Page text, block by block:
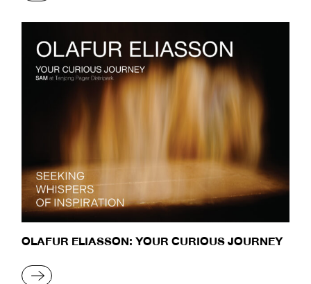
OLAFUR ELIASSON: YOUR CURIOUS JOURNEY
READ MORE